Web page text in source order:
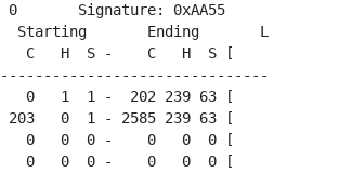
0       Signature: 0xAA55
Starting       Ending       LBA Info:
C   H  S -    C   H  S [
0   1  1 -  202 239 63 [
203   0  1 - 2585 239 63 [
0   0  0 -    0   0  0 [
0   0  0 -    0   0  0 [